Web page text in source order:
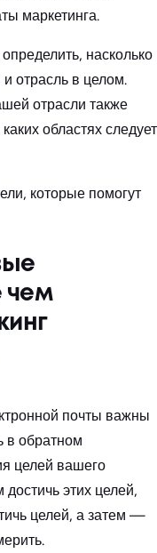
маркетинга.
насколько
отрасль в целом.
отрасли также
областях следует
которые помогут
чем
почты важны
в обратном
целей вашего
этих целей,
целей, а затем —